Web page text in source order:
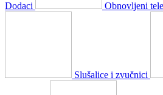
Dodaci Obnovljeni
Slušalice i zvučnici